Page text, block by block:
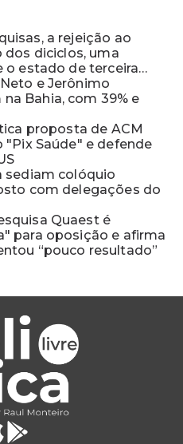
a rejeição ao
dos diciclos, uma
o estado de terceira
e Jerônimo
Bahia, com 39% e
proposta de ACM
"Pix Saúde" e defende
sediam colóquio
com delegações do
Quaest é
para oposição e afirma
“pouco resultado”